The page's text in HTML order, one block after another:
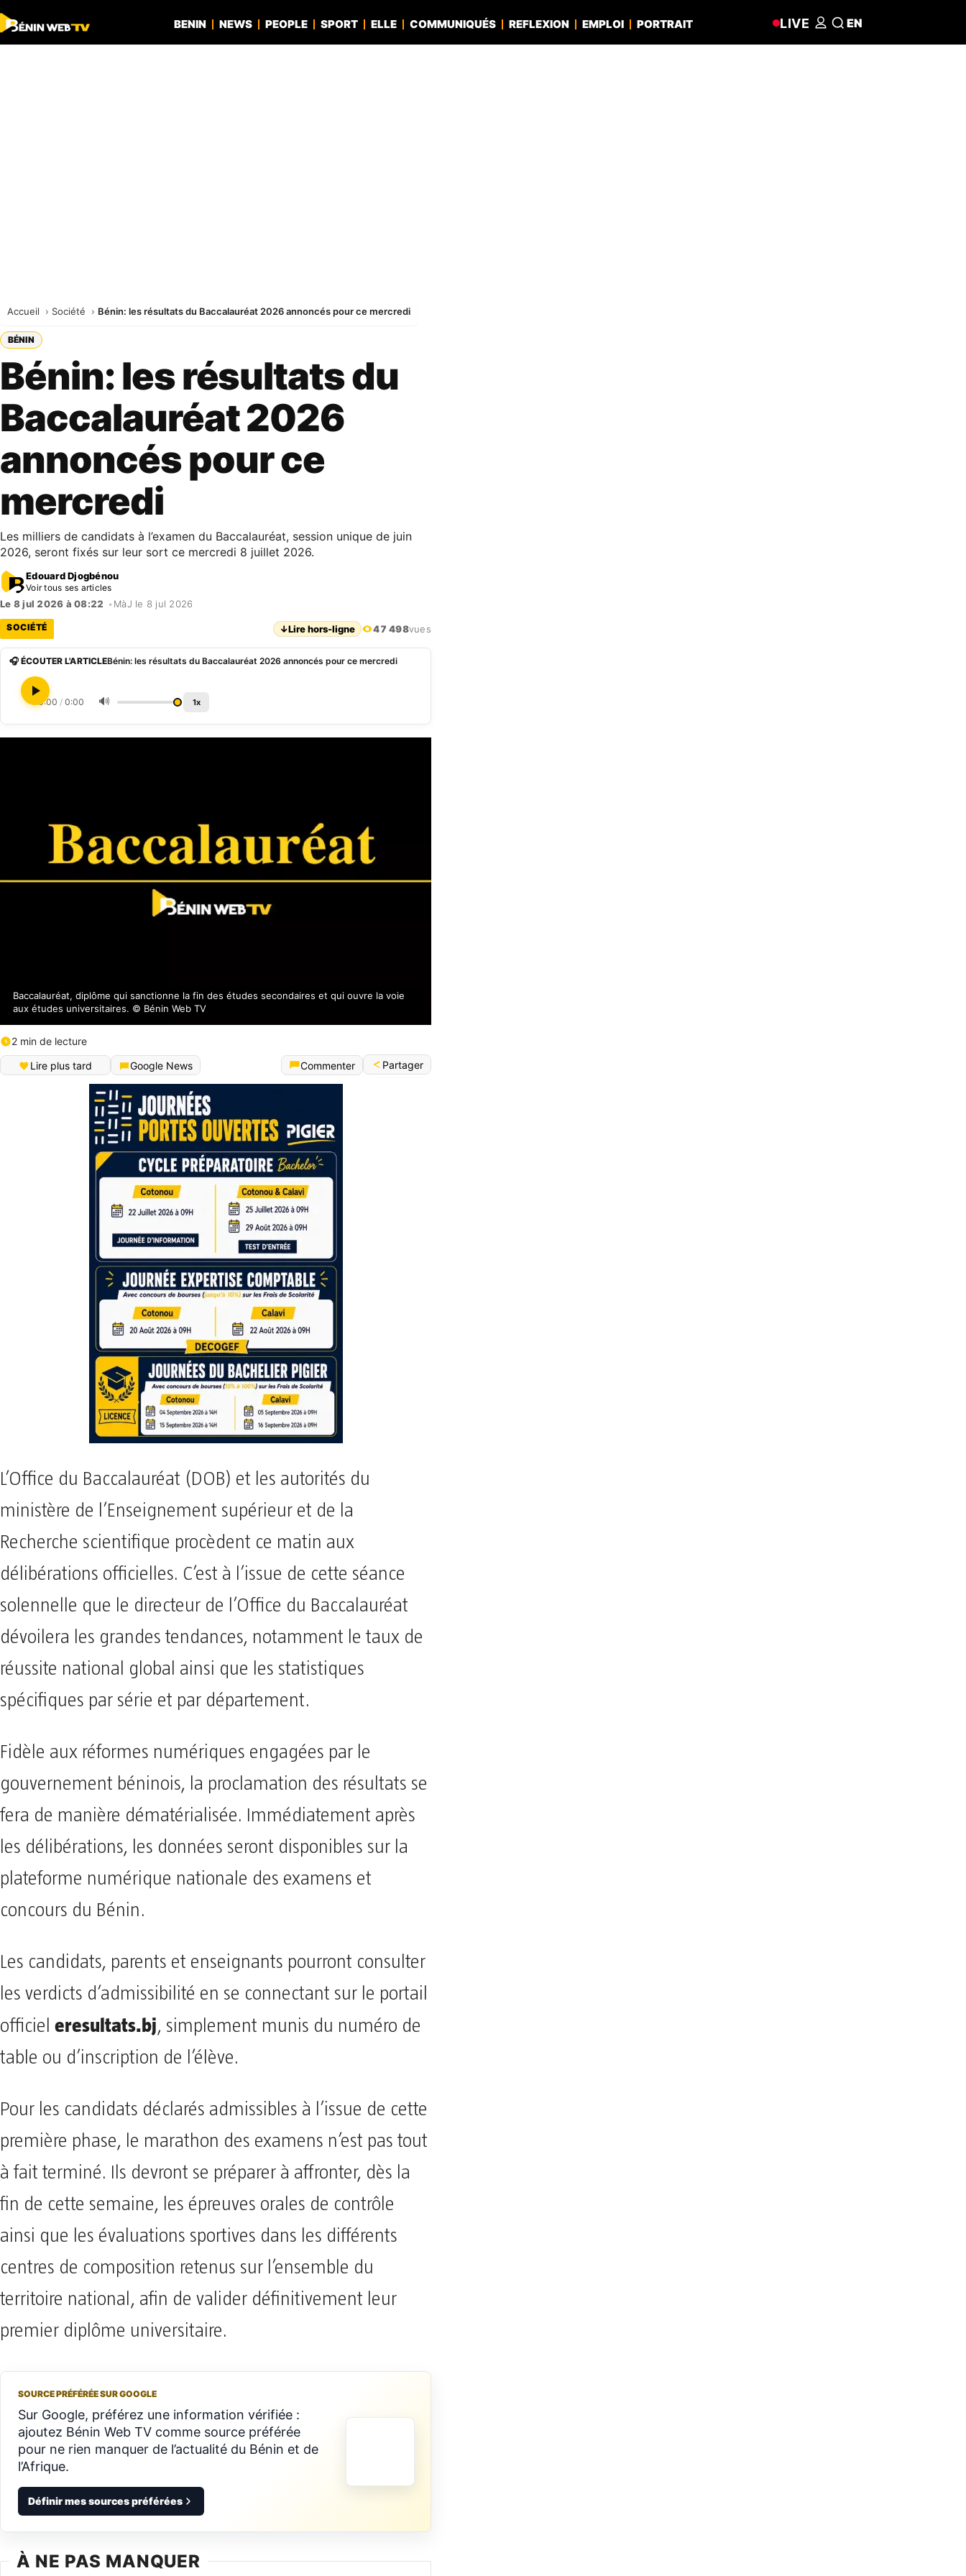
BENIN NEWS PEOPLE SPORT ELLE COMMUNIQUÉS REFLEXION EMPLOI PORTRAIT LIVE EN
Accueil Société Bénin: les résultats du Baccalauréat 2026 annoncés pour ce mercredi
BÉNIN
Bénin: les résultats du
Baccalauréat 2026
annoncés pour ce
mercredi
​Les milliers de candidats à l’examen du Baccalauréat, session unique de juin
2026, seront fixés sur leur sort ce mercredi 8 juillet 2026.
Edouard Djogbénou
Voir tous ses articles
Le 8 jul 2026 à 08:22 • MàJ le 8 jul 2026
SOCIÉTÉ ↓Lire hors-ligne 47 498vues
🎧 ÉCOUTER L'ARTICLEBénin: les résultats du Baccalauréat 2026 annoncés pour ce mercredi
0:00 / 0:00 🔊 1x
Baccalauréat, diplôme qui sanctionne la fin des études secondaires et qui ouvre la voie
aux études universitaires. © Bénin Web TV
2 min de lecture
Lire plus tard
Google News Commenter Partager
L’Office du Baccalauréat (DOB) et les autorités du
ministère de l’Enseignement supérieur et de la
Recherche scientifique procèdent ce matin aux
délibérations officielles. C’est à l’issue de cette séance
solennelle que le directeur de l’Office du Baccalauréat
dévoilera les grandes tendances, notamment le taux de
réussite national global ainsi que les statistiques
spécifiques par série et par département.
​Fidèle aux réformes numériques engagées par le
gouvernement béninois, la proclamation des résultats se
fera de manière dématérialisée. Immédiatement après
les délibérations, les données seront disponibles sur la
plateforme numérique nationale des examens et
concours du Bénin.
Les candidats, parents et enseignants pourront consulter
les verdicts d’admissibilité en se connectant sur le portail
officiel eresultats.bj, simplement munis du numéro de
table ou d’inscription de l’élève.
​Pour les candidats déclarés admissibles à l’issue de cette
première phase, le marathon des examens n’est pas tout
à fait terminé. Ils devront se préparer à affronter, dès la
fin de cette semaine, les épreuves orales de contrôle
ainsi que les évaluations sportives dans les différents
centres de composition retenus sur l’ensemble du
territoire national, afin de valider définitivement leur
premier diplôme universitaire.
SOURCE PRÉFÉRÉE SUR GOOGLE
Sur Google, préférez une information vérifiée :
ajoutez Bénin Web TV comme source préférée
pour ne rien manquer de l’actualité du Bénin et de
l’Afrique.
Définir mes sources préférées
À NE PAS MANQUER